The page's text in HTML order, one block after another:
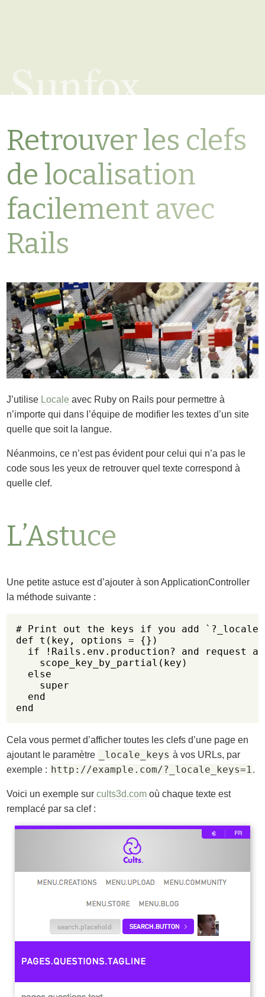
Sunfox
Retrouver les clefs
de localisation
facilement avec
Rails
J’utilise Locale avec Ruby on Rails pour permettre à
n’importe qui dans l’équipe de modifier les textes d’un site
quelle que soit la langue.
Néanmoins, ce n’est pas évident pour celui qui n’a pas le
code sous les yeux de retrouver quel texte correspond à
quelle clef.
L’Astuce
Une petite astuce est d’ajouter à son ApplicationController
la méthode suivante :
# Print out the keys if you add
def t(key, options = {})
if !Rails.env.production? and request
    scope_key_by_partial(key)
  else
    super
  end
Cela vous permet d’afficher toutes les clefs d’une page en
ajoutant le paramètre
_locale_keys à vos URLs, par
exemple : http://example.com/?_locale_keys=1.
Voici un exemple surcults3d.com où chaque texte est
remplacé par sa clef :